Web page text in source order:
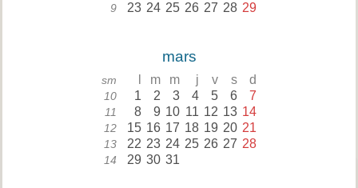
9 23 24 25 26 27 28 29
mars
sm m m j v s d
10 1 2 3 4 5 6 7
11 8 9 10 11 12 13 14
12 15 16 17 18 19 20 21
13 22 23 24 25 26 27 28
14 29 30 31